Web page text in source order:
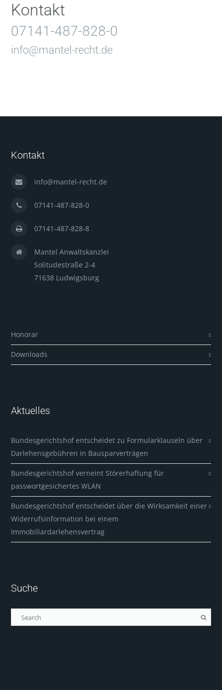
Kontakt
07141-487-828-0
info@mantel-recht.de
Kontakt
info@mantel-recht.de
07141-487-828-0
07141-487-828-8
Mantel Anwaltskanzlei
Solitudestraße 2-4
71638 Ludwigsburg
Honorar
Downloads
Aktuelles
Bundesgerichtshof entscheidet zu Formularklauseln über
Darlehensgebühren in Bausparverträgen
Bundesgerichtshof verneint Störerhaftung für
passwortgesichertes WLAN
Bundesgerichtshof entscheidet über die Wirksamkeit einer
Widerrufsinformation bei einem
Immobiliardarlehensvertrag
Suche